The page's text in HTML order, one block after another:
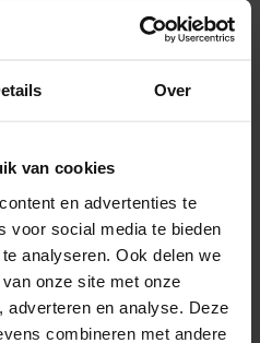
Over
van cookies
en advertenties te
voor social media te bieden
analyseren. Ook delen we
onze site met onze
adverteren en analyse. Deze
combineren met andere
Bestellen